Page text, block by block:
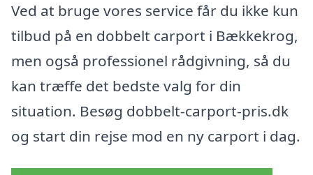
Ved at bruge vores service får du ikke kun
tilbud på en dobbelt carport i Bækkekrog,
men også professionel rådgivning, så du
kan træffe det bedste valg for din
situation. Besøg dobbelt-carport-pris.dk
og start din rejse mod en ny carport i dag.